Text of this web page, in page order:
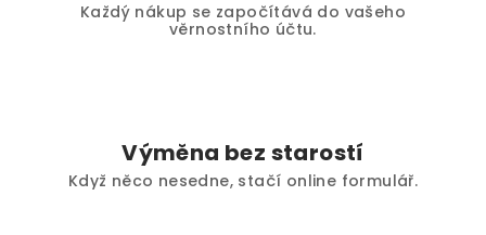
Každý nákup se započítává do vašeho
věrnostního účtu.
Výměna bez starostí
Když něco nesedne, stačí online formulář.